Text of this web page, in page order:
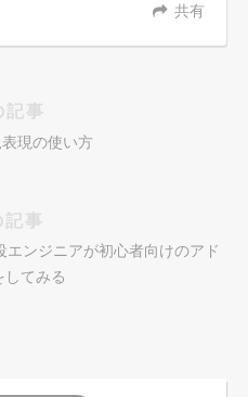
共有
記事
現の使い方
記事
ンジニアが初心者向けのアド
してみる